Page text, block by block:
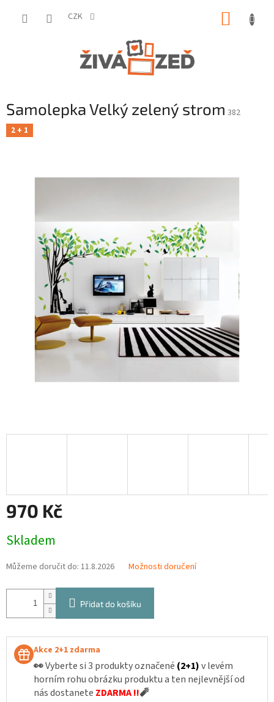
CZK
Samolepka Velký zelený strom 382
2 + 1
970 Kč
cena:
Skladem
Můžeme doručit do: 11.8.2026 Možnosti doručení
Přidat do košíku
Akce 2+1 zdarma
👀Vyberte si 3 produkty označené (2+1)v levém
horním rohu obrázku produktu a ten nejlevnější od
nás dostanete ZDARMA !!🧨